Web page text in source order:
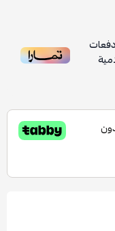
دفعات